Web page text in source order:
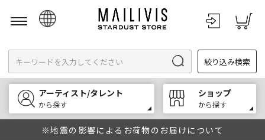
English
한국어
中文
絞り込み検索
アーティスト/タレント
から探す
ショップ
から探す
※地震の影響によるお荷物のお届けについて